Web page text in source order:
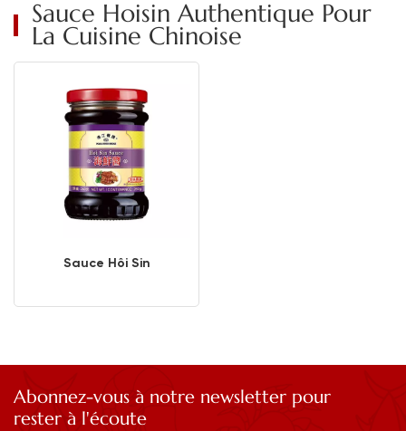
Sauce Hoisin Authentique Pour
La Cuisine Chinoise
Sauce Hôi Sin
Abonnez-vous à notre newsletter pour
rester à l'écoute